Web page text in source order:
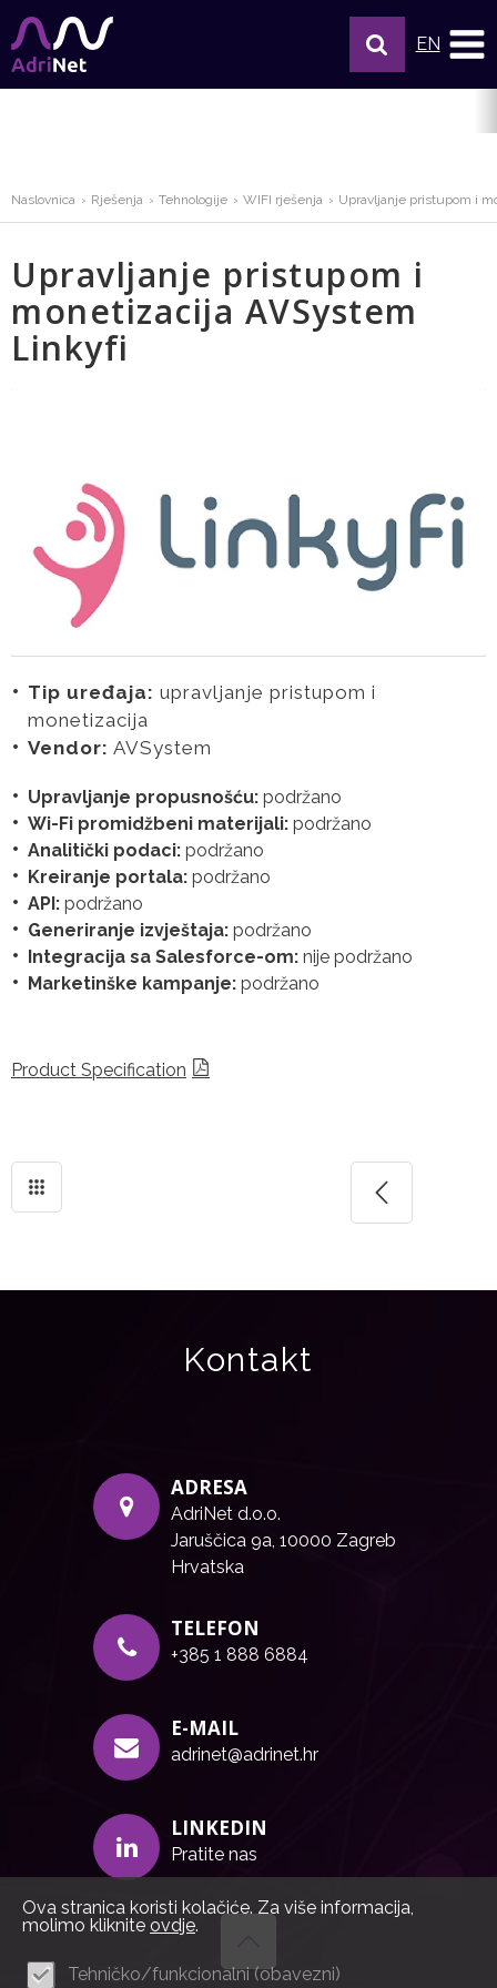
EN
Naslovnica Rješenja Tehnologije WIFI rješenja Upravljanje pristupom i
Upravljanje pristupom i
monetizacija AVSystem
Linkyfi
Tip uređaja: upravljanje pristupom i
monetizacija
Vendor: AVSystem
Upravljanje propusnošću: podržano
Wi-Fi promidžbeni materijali: podržano
Analitički podaci: podržano
Kreiranje portala: podržano
API: podržano
Generiranje izvještaja: podržano
Integracija sa Salesforce-om: nije podržano
Marketinške kampanje: podržano
Product Specification
Kontakt
ADRESA
AdriNet d.o.o.
Jaruščica 9a, 10000 Zagreb
Hrvatska
TELEFON
+385 1 888 6884
E-MAIL
adrinet@adrinet.hr
LINKEDIN
Pratite nas
Ova stranica koristi kolačiće. Za više informacija,
molimo kliknite ovdje.
Tehničko/funkcionalni (obavezni)